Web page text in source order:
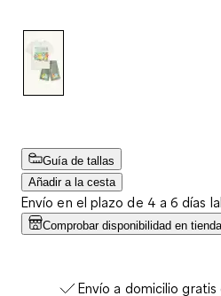
Guía de tallas
Añadir a la cesta
Envío en el plazo de 4 a 6 días
Comprobar disponibilidad en tienda
Envío a domicilio